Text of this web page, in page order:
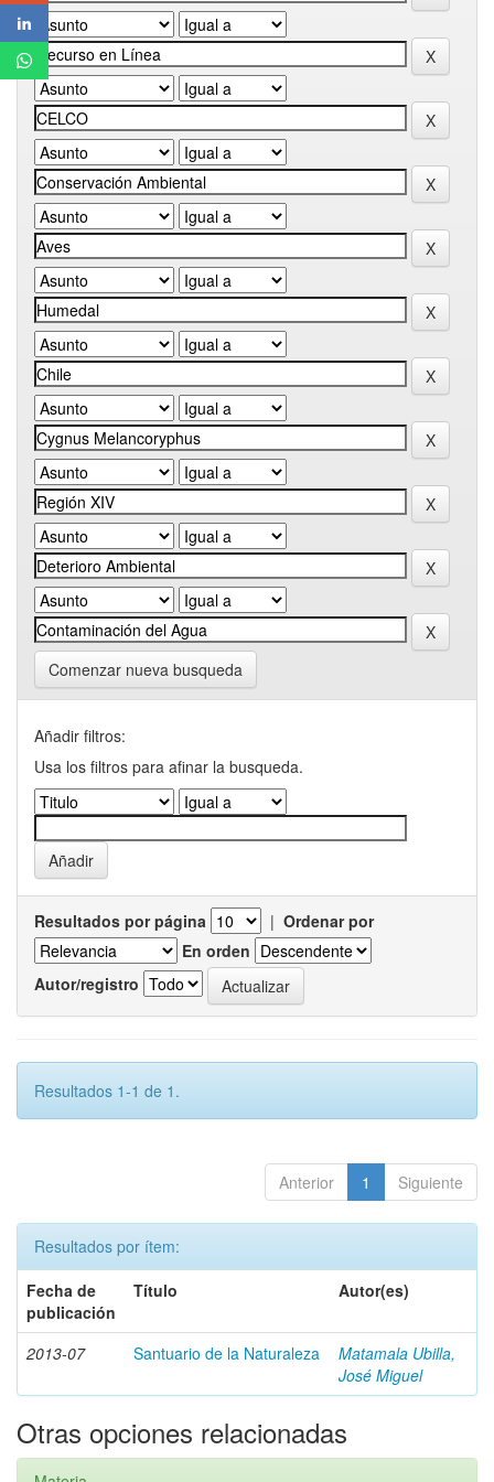
Comenzar nueva busqueda
Añadir filtros:
Usa los filtros para afinar la busqueda.
Resultados por página | Ordenar por
En orden
Autor/registro
Resultados 1-1 de 1.
Anterior 1 Siguiente
Resultados por ítem:
Fecha de
publicación
Título Autor(es)
2013-07 Santuario de la Naturaleza
Matamala Ubilla,
José Miguel
Otras opciones relacionadas